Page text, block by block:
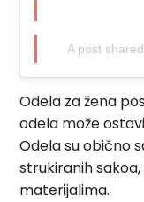
A post
Odela za žena
odela može
Odela su obično
strukiranih
materijalima.